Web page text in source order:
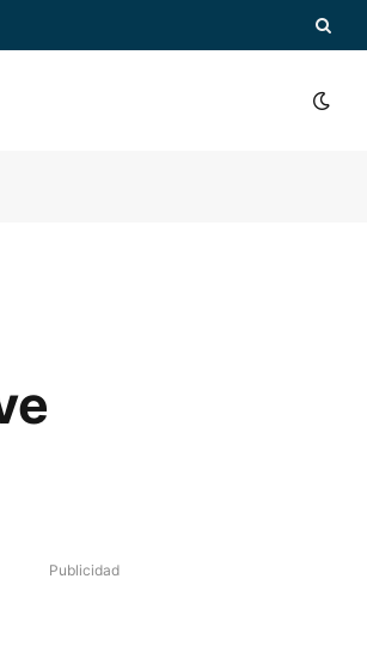
Publicidad